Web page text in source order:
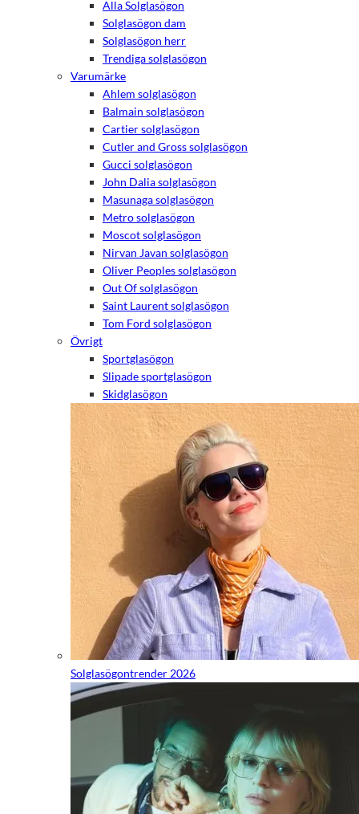
Alla Solglasögon
Solglasögon dam
Solglasögon herr
Trendiga solglasögon
Varumärke
Ahlem solglasögon
Balmain solglasögon
Cartier solglasögon
Cutler and Gross solglasögon
Gucci solglasögon
John Dalia solglasögon
Masunaga solglasögon
Metro solglasögon
Moscot solglasögon
Nirvan Javan solglasögon
Oliver Peoples solglasögon
Out Of solglasögon
Saint Laurent solglasögon
Tom Ford solglasögon
Övrigt
Sportglasögon
Slipade sportglasögon
Skidglasögon
Solglasögontrender 2026